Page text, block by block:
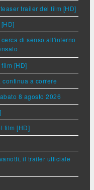
trailer del film [HD]
di senso all'interno
[HD]
a correre
8 agosto 2026
film [HD]
il trailer ufficiale